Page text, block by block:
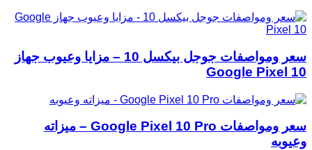
سعر ومواصفات جوجل بيكسل 10 – مزايا وعيوب جهاز
Google Pixel 10
سعر ومواصفات Google Pixel 10 Pro – ميزاته
وعيوبه